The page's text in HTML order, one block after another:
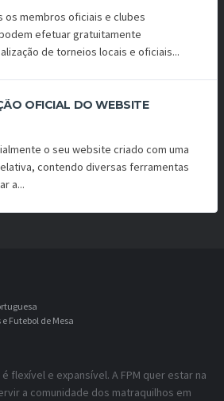
os membros oficiais e clubes
efetuar gratuitamente
de torneios locais e oficiais...
OFICIAL DO WEBSITE
o seu website criado com uma
contendo diversas ferramentas
a...
Futebol de Mesa
flexível e expansível. A FPM quer estar na
a comunidade dos matraquilhos em